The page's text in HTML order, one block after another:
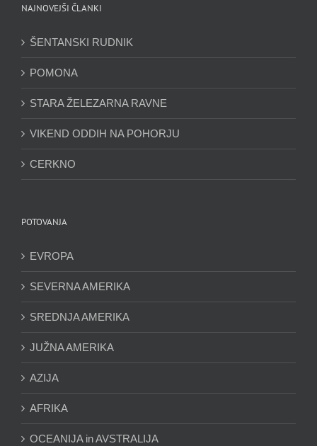
NAJNOVEJŠI ČLANKI
ŠENTANSKI RUDNIK
POMONA
STARA ŽELEZARNA RAVNE
VIKEND ODDIH NA POHORJU
CERKNO
POTOVANJA
EVROPA
SEVERNA AMERIKA
SREDNJA AMERIKA
JUŽNA AMERIKA
AZIJA
AFRIKA
OCEANIJA in AVSTRALIJA